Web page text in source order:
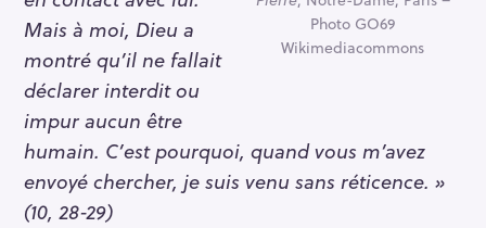
Photo GO69
Wikimediacommons
Mais à moi, Dieu a
montré qu’il ne fallait
déclarer interdit ou
impur aucun être
humain. C’est pourquoi, quand vous m’avez
envoyé chercher, je suis venu sans réticence. »
(10, 28-29)